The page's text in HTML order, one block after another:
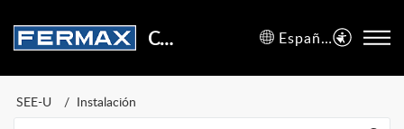
Centro de Soporte Español (España)
SEE-U Instalación